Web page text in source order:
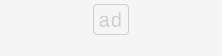
ad